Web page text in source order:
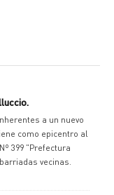
a un nuevo
como epicentro al
399 "Prefectura
vecinas.